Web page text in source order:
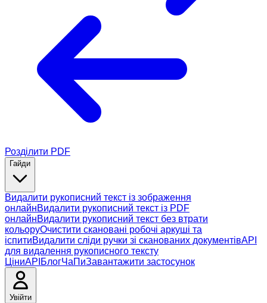
Розділити PDF
Гайди
Видалити рукописний текст із зображення
онлайнВидалити рукописний текст із PDF
онлайнВидалити рукописний текст без втрати
кольоруОчистити скановані робочі аркуші та
іспитиВидалити сліди ручки зі сканованих документівAPI
для видалення рукописного тексту
ЦіниAPI БлогЧаПиЗавантажити застосунок
Увійти